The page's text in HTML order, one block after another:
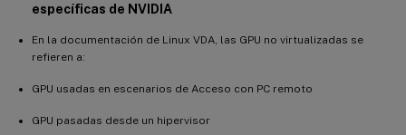
específicas de NVIDIA
En la documentación de Linux VDA, las GPU no virtualizadas se
refieren a:
GPU usadas en escenarios de Acceso con PC remoto
GPU pasadas desde un hipervisor